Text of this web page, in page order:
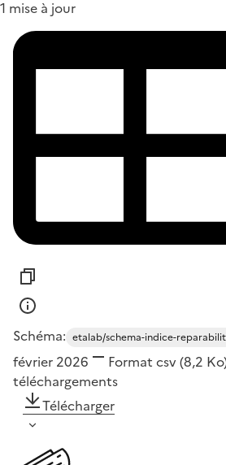
1 mise à jour
Schéma: etalab/schema-indice-
février 2026
Format csv(8,2
téléchargements
Télécharger